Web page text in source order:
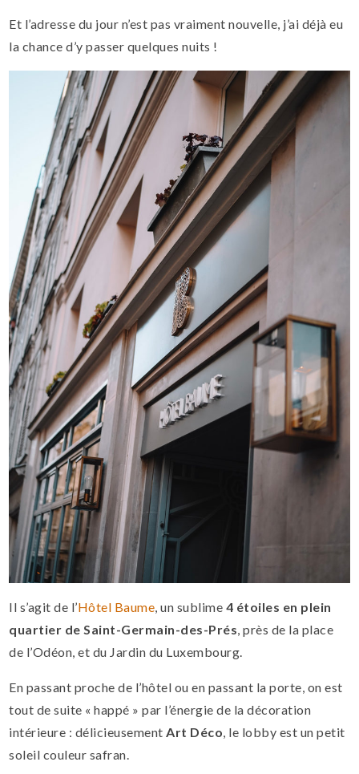
Et l’adresse du jour n’est pas vraiment nouvelle, j’ai déjà eu
la chance d’y passer quelques nuits !
Il s’agit de l’Hôtel Baume , un sublime 4 étoiles en plein
quartier de Saint-Germain-des-Prés , près de la place
de l’Odéon, et du Jardin du Luxembourg.
En passant proche de l’hôtel ou en passant la porte, on est
tout de suite « happé » par l’énergie de la décoration
intérieure : délicieusement Art Déco , le lobby est un petit
soleil couleur safran.